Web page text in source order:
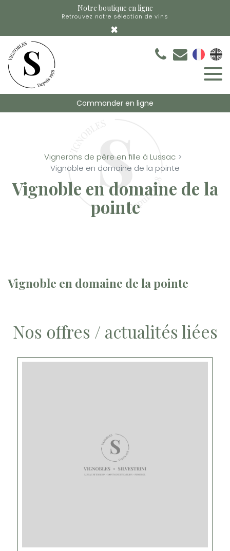
Notre boutique en ligne
Retrouvez notre sélection de vins
×
Commander en ligne
Vignerons de père en fille à Lussac
Vignoble en domaine de la pointe
Vignoble en domaine de la
pointe
Vignoble en domaine de la pointe
Nos offres / actualités liées
Panneau de gestion des cookies